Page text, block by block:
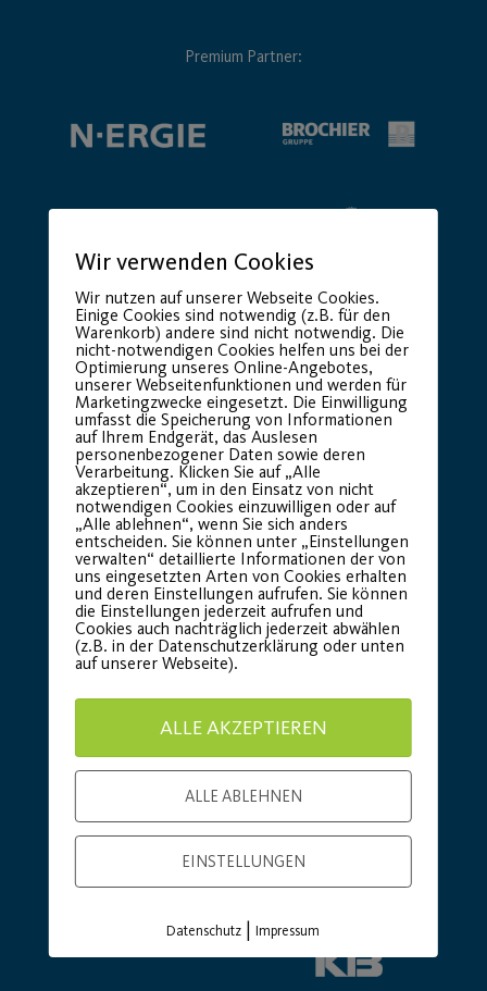
Premium Partner:
Basic Partner:
Wir verwenden Cookies
Wir nutzen auf unserer Webseite Cookies.
Einige Cookies sind notwendig (z.B. für den
Warenkorb) andere sind nicht notwendig. Die
nicht-notwendigen Cookies helfen uns bei der
Optimierung unseres Online-Angebotes,
unserer Webseitenfunktionen und werden für
Marketingzwecke eingesetzt. Die Einwilligung
umfasst die Speicherung von Informationen
auf Ihrem Endgerät, das Auslesen
personenbezogener Daten sowie deren
Verarbeitung. Klicken Sie auf „Alle
akzeptieren“, um in den Einsatz von nicht
notwendigen Cookies einzuwilligen oder auf
„Alle ablehnen“, wenn Sie sich anders
entscheiden. Sie können unter „Einstellungen
verwalten“ detaillierte Informationen der von
uns eingesetzten Arten von Cookies erhalten
und deren Einstellungen aufrufen. Sie können
die Einstellungen jederzeit aufrufen und
Cookies auch nachträglich jederzeit abwählen
(z.B. in der Datenschutzerklärung oder unten
auf unserer Webseite).
ALLE AKZEPTIEREN
ALLE ABLEHNEN
EINSTELLUNGEN
Datenschutz |Impressum